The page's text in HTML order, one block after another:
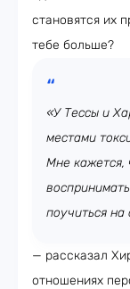
становятся их
тебе больше?
«У Тессы и
местами
Мне кажется,
поучиться на
— рассказал
отношениях